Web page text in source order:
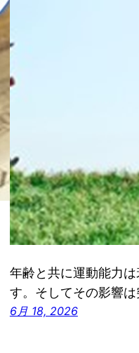
年齢と共に運動能力
す。そしてその影響
6月 18, 2026